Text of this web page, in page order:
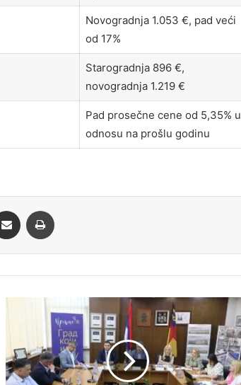
Novogradnja 1.053 €, pad veći
od 17%
Starogradnja 896 €,
novogradnja 1.219 €
Pad prosečne cene od 5,35% u
odnosu na prošlu godinu
Share via Email